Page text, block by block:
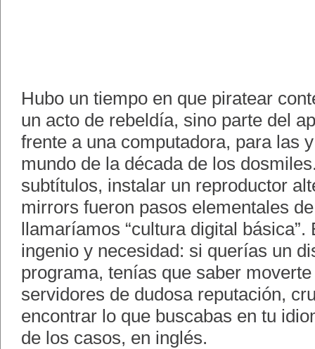
Hubo un tiempo en que piratear
un acto de rebeldía, sino parte del
frente a una computadora, para las
mundo de la década de los
subtítulos, instalar un reproductor
mirrors fueron pasos elementales
llamaríamos “cultura digital
ingenio y necesidad: si querías un
programa, tenías que saber
servidores de dudosa reputación,
encontrar lo que buscabas en tu
de los casos, en inglés.